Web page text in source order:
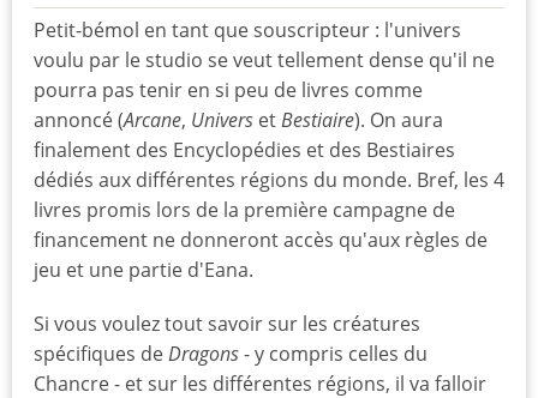
Petit-bémol en tant que souscripteur : l'univers
voulu par le studio se veut tellement dense qu'il ne
pourra pas tenir en si peu de livres comme
annoncé (Arcane, Univers etBestiaire). On aura
finalement des Encyclopédies et des Bestiaires
dédiés aux différentes régions du monde. Bref, les 4
livres promis lors de la première campagne de
financement ne donneront accès qu'aux règles de
jeu et une partie d'Eana.
Si vous voulez tout savoir sur les créatures
spécifiques deDragons- y compris celles du
Chancre - et sur les différentes régions, il va falloir